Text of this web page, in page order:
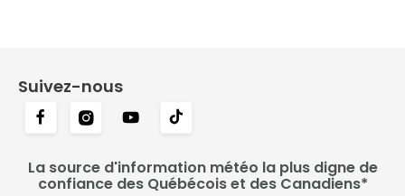
Suivez-nous
La source d'information météo la plus digne de
confiance des Québécois et des Canadiens*